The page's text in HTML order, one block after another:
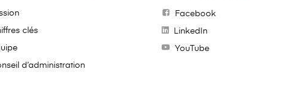
clés
d’administration
Facebook
LinkedIn
YouTube